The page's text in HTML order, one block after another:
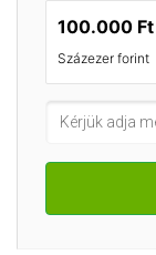
100.000 Ft
Százezer forint